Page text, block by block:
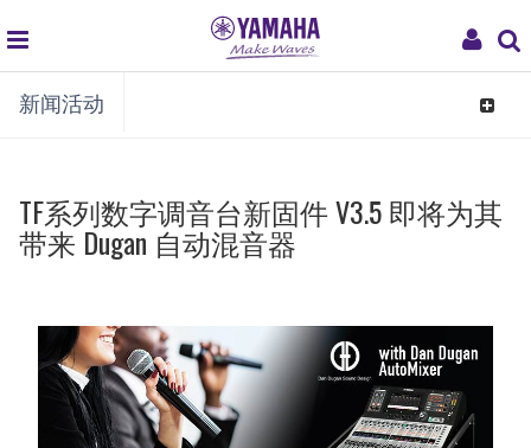
My
global
navigation
新闻活动
Toggle
TF系列数字调音台新固件 V3.5 即将为其
带来 Dugan 自动混音器